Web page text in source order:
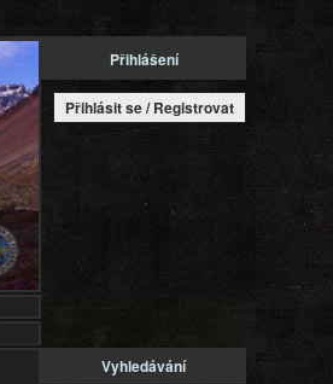
Přihlášení
Přihlásit se / Registrovat
Vyhledávání